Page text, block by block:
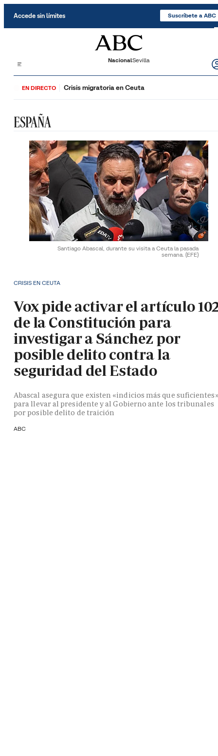
Accede sin límites Suscríbete a ABC
NacionalSevilla
EN DIRECTO Crisis migratoria en Ceuta
ESPAÑA
Santiago Abascal, durante su visita a Ceuta la pasada
semana. (EFE)
CRISIS EN CEUTA
Vox pide activar el artículo
de la Constitución para
investigar a Sánchez por
posible delito contra la
seguridad del Estado
Abascal asegura que existen «indicios más que
para llevar al presidente y al Gobierno ante los tribunales
por posible delito de traición
ABC